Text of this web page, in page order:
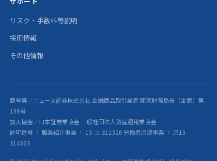
リスク・手数料等説明
採用情報
その他情報
商号等／ニュース証券株式会社 金融商品取引業者 関東財務局長（金商）第
138号
加入協会／日本証券業協会 一般社団法人資産運用業協会
許可番号 ： 職業紹介事業 ： 13-ユ-311320 労働者派遣事業 ： 派13-
314363